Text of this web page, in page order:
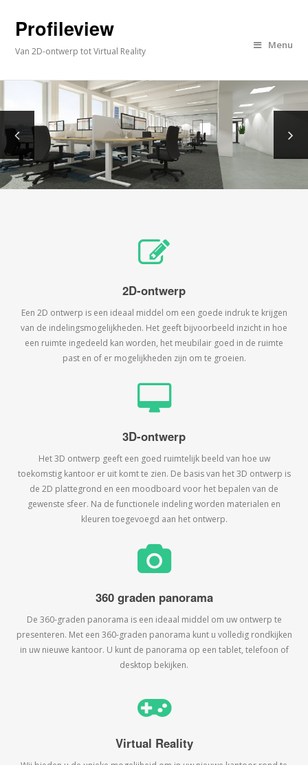
Profileview
Van 2D-ontwerp tot Virtual Reality
Menu
2D-ontwerp
Een 2D ontwerp is een ideaal middel om een goede indruk te krijgen
van de indelingsmogelijkheden. Het geeft bijvoorbeeld inzicht in hoe
een ruimte ingedeeld kan worden, het meubilair goed in de ruimte
past en of er mogelijkheden zijn om te groeien.
3D-ontwerp
Het 3D ontwerp geeft een goed ruimtelijk beeld van hoe uw
toekomstig kantoor er uit komt te zien. De basis van het 3D ontwerp is
de 2D plattegrond en een moodboard voor het bepalen van de
gewenste sfeer. Na de functionele indeling worden materialen en
kleuren toegevoegd aan het ontwerp.
360 graden panorama
De 360-graden panorama is een ideaal middel om uw ontwerp te
presenteren. Met een 360-graden panorama kunt u volledig rondkijken
in uw nieuwe kantoor. U kunt de panorama op een tablet, telefoon of
desktop bekijken.
Virtual Reality